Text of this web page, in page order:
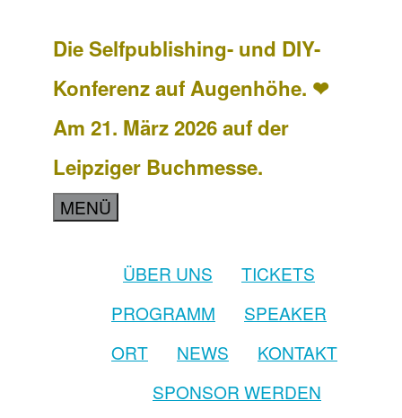
Die Selfpublishing- und DIY-
Konferenz auf Augenhöhe. ❤
Am 21. März 2026 auf der
Leipziger Buchmesse.
MENÜ
ÜBER UNS
TICKETS
PROGRAMM
SPEAKER
ORT
NEWS
KONTAKT
SPONSOR WERDEN